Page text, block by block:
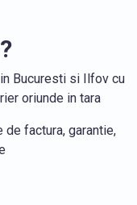
Bucuresti si Ilfov cu
oriunde in tara
factura, garantie,